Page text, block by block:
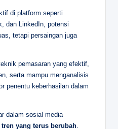
di platform seperti
dan LinkedIn, potensi
tetapi persaingan juga
pemasaran yang efektif,
serta mampu menganalisis
penentu keberhasilan dalam
dalam sosial media
yang terus berubah